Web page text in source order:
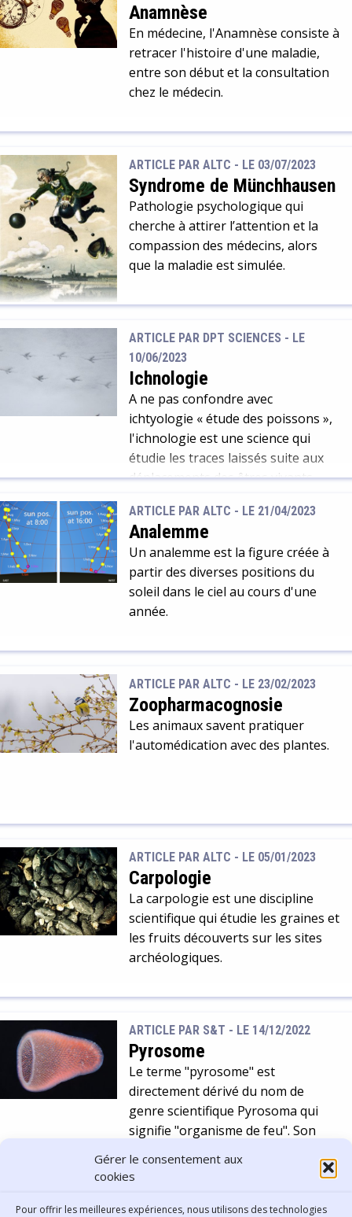
Gérer le consentement aux
cookies
Pour offrir les meilleures expériences, nous utilisons des technologies
Anamnèse
En médecine, l'Anamnèse consiste à
retracer l'histoire d'une maladie,
entre son début et la consultation
chez le médecin.
ARTICLE PAR ALTC - LE 03/07/2023
Syndrome de Münchhausen
Pathologie psychologique qui
cherche à attirer l’attention et la
compassion des médecins, alors
que la maladie est simulée.
ARTICLE PAR DPT SCIENCES - LE
10/06/2023
Ichnologie
A ne pas confondre avec
ichtyologie « étude des poissons »,
l'ichnologie est une science qui
étudie les traces laissés suite aux
déplacements des êtres vivants
parois.
ARTICLE PAR ALTC - LE 21/04/2023
Analemme
Un analemme est la figure créée à
partir des diverses positions du
soleil dans le ciel au cours d'une
année.
ARTICLE PAR ALTC - LE 23/02/2023
Zoopharmacognosie
Les animaux savent pratiquer
l'automédication avec des plantes.
ARTICLE PAR ALTC - LE 05/01/2023
Carpologie
La carpologie est une discipline
scientifique qui étudie les graines et
les fruits découverts sur les sites
archéologiques.
ARTICLE PAR S&T - LE 14/12/2022
Pyrosome
Le terme "pyrosome" est
directement dérivé du nom de
genre scientifique Pyrosoma qui
signifie "organisme de feu". Son
devenir bioluminescent en cas de